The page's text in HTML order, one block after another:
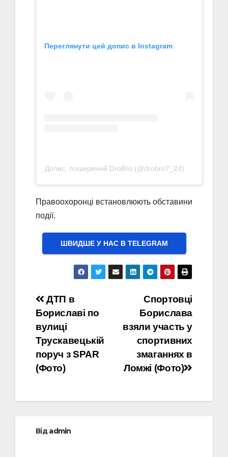
Переглянути цей допис в Instagram
Допис, поширений DroBro (@drobro7_24)
Правоохоронці встановлюють обставини
події.
ШВИДШЕ У НАС В ТELEGRAM
Навігація
записів
Спортовці
Борислава
взяли участь у
спортивних
змаганнях в
Ломжі (Фото)
ДТП в
Бориславі по
вулиці
Трускавецькій
поруч з SPAR
(Фото)
Відadmin